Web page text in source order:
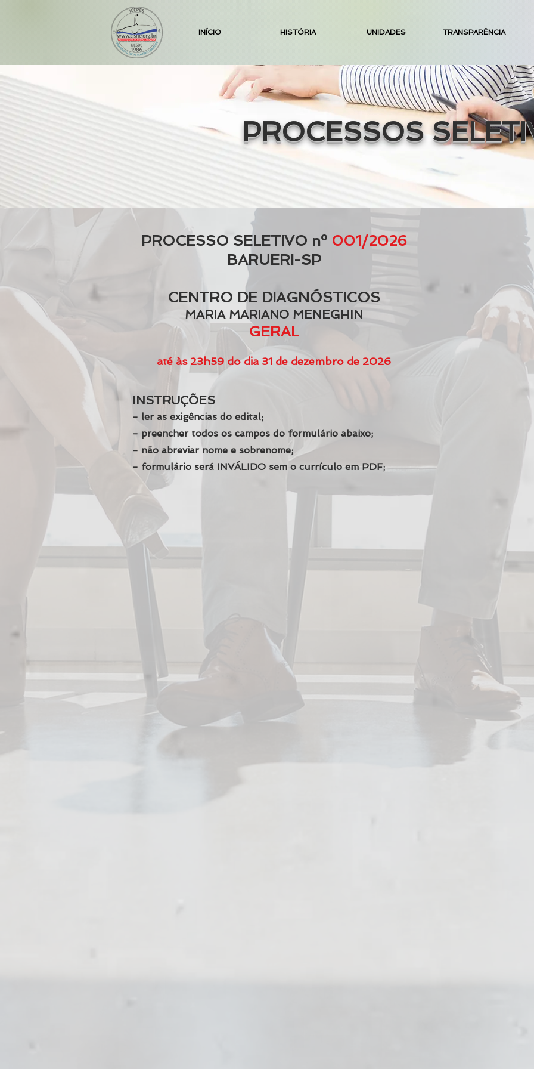
INÍCIO HISTÓRIA UNIDADES TRANSPARÊNCIA
PROCESSOS
PROCESSO SELETIVO nº 001/2026
BARUERI-SP
CENTRO DE DIAGNÓSTICOS
MARIA MARIANO MENEGHIN
GERAL
até às 23h59 do dia 31 de dezembro de 2026
INSTRUÇÕES
- ler as exigências do edital;
- preencher todos os campos do formulário abaixo;
- não abreviar nome e sobrenome;
- formulário será INVÁLIDO sem o currículo em PDF;